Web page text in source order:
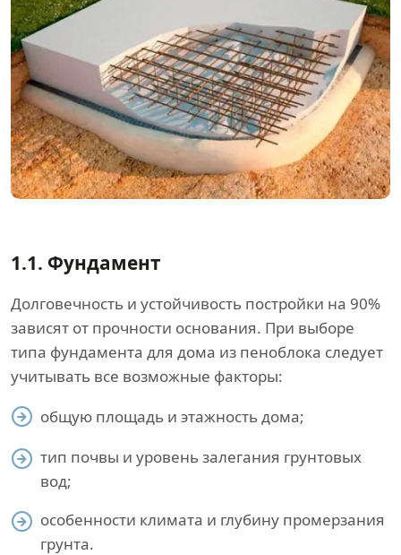
1.1. Фундамент
Долговечность и устойчивость постройки на 90%
зависят от прочности основания. При выборе
типа фундамента для дома из пеноблока следует
учитывать все возможные факторы:
общую площадь и этажность дома;
тип почвы и уровень залегания грунтовых
вод;
особенности климата и глубину промерзания
грунта.